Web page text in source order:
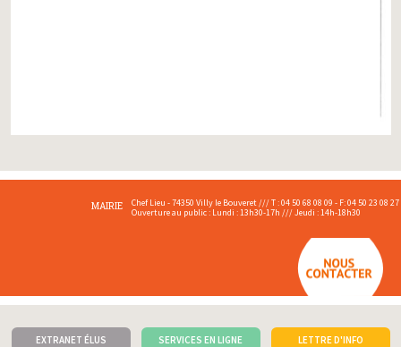
MAIRIE
Chef Lieu - 74350 Villy le Bouveret /// T : 04 50 68 08 09 - F: 04 50 23 08 27
Ouverture au public : Lundi : 13h30-17h /// Jeudi : 14h-18h30
EXTRANET ÉLUS SERVICES EN LIGNE LETTRE D'INFO